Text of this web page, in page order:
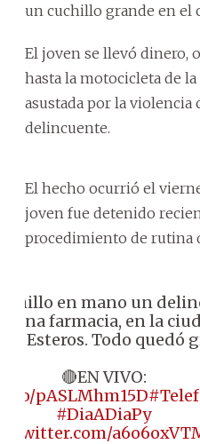
un cuchillo grande en el
El joven se llevó dinero,
hasta la motocicleta de
asustada por la violencia
delincuente.
El hecho ocurrió el
joven fue detenido
procedimiento de rutina
en mano un
una farmacia, en la
y Esteros. Todo quedó
🔴EN VIVO:
pASLMhm15D
#DiaADiaPy